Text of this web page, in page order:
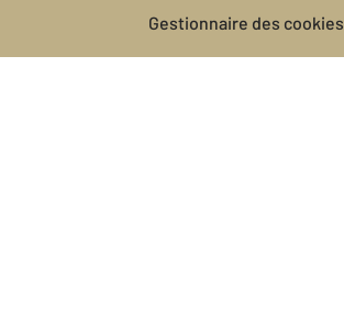
Gestionnaire des cookies